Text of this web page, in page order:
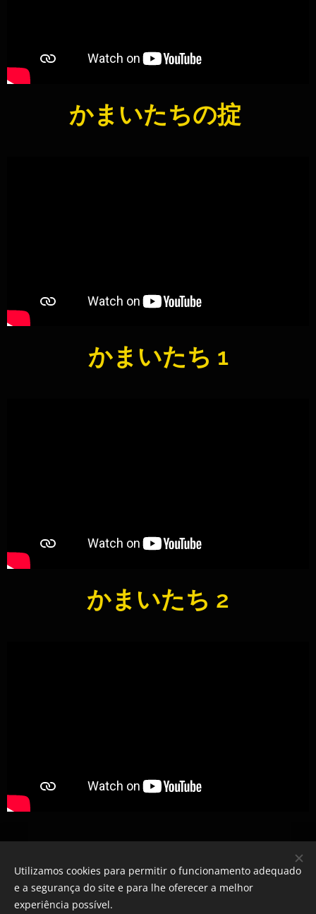
かまいたちの掟
かまいたち 1
かまいたち 2
© 2025 Todos os direitos reservados | Pinto & Oliveira
Cookies
Utilizamos cookies para permitir o funcionamento adequado
e a segurança do site e para lhe oferecer a melhor
experiência possível.